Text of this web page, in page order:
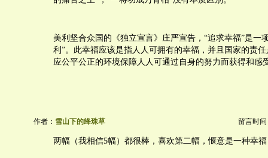
美利坚合众国的《独立宣言》庄严宣告，“追求幸福”是一
利”。此幸福应该是指人人可拥有的幸福，并且国家的责
应公平公正的环境保障人人可通过自身的努力而获得和感
作者： 雪山下的绛珠草 留言时间
两幅（我相信5幅）都很棒，喜欢第二幅，惬意是一种幸